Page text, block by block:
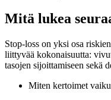
Mitä lukea
Stop-loss on yksi osa
liittyvää kokonaisuutta:
tasojen sijoittamiseen sekä
Miten kertoimet